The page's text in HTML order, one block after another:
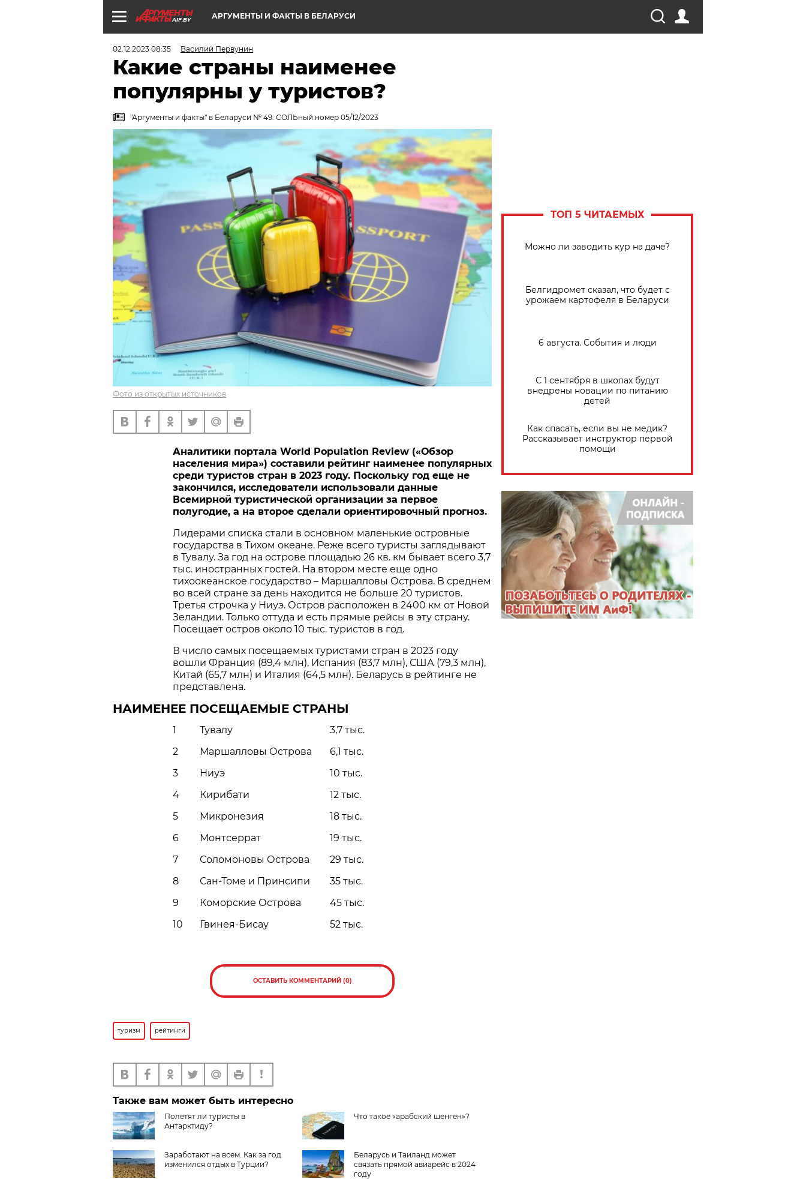
AIF.BY АРГУМЕНТЫ И ФАКТЫ В БЕЛАРУСИ
02.12.2023 08:35 Василий Первунин
Какие страны наименее
популярны у туристов?
"Аргументы и факты" в Беларуси № 49. СОЛЬный номер 05/12/2023
Фото из открытых источников
Аналитики портала World Population Review («Обзор
населения мира») составили рейтинг наименее популярных
среди туристов стран в 2023 году. Поскольку год еще не
закончился, исследователи использовали данные
Всемирной туристической организации за первое
полугодие, а на второе сделали ориентировочный прогноз.
Лидерами списка стали в основном маленькие островные
государства в Тихом океане. Реже всего туристы заглядывают
в Тувалу. За год на острове площадью 26 кв. км бывает всего 3,7
тыс. иностранных гостей. На втором месте еще одно
тихоокеанское государство – Маршалловы Острова. В среднем
во всей стране за день находится не больше 20 туристов.
Третья строчка у Ниуэ. Остров расположен в 2400 км от Новой
Зеландии. Только оттуда и есть прямые рейсы в эту страну.
Посещает остров около 10 тыс. туристов в год.
В число самых посещаемых туристами стран в 2023 году
вошли Франция (89,4 млн), Испания (83,7 млн), США (79,3 млн),
Китай (65,7 млн) и Италия (64,5 млн). Беларусь в рейтинге не
представлена.
НАИМЕНЕЕ ПОСЕЩАЕМЫЕ СТРАНЫ
1 Тувалу
3,7 тыс.
2
Маршалловы Острова
6,1 тыс.
3
Ниуэ
10 тыс.
4
Кирибати
12 тыс.
5
Микронезия
18 тыс.
6
Монтсеррат
19 тыс.
7
Соломоновы Острова
29 тыс.
8
Сан-Томе и Принсипи
35 тыс.
9
Коморские Острова
45 тыс.
10
Гвинея-Бисау 52 тыс.
ОСТАВИТЬ КОММЕНТАРИЙ (0)
туризм рейтинги
Также вам может быть интересно
Полетят ли туристы в
Антарктиду?
Что такое «арабский шенген»?
Заработают на всем. Как за год
изменился отдых в Турции?
Беларусь и Таиланд может
связать прямой авиарейс в 2024
году
ТОП 5 ЧИТАЕМЫХ
Можно ли заводить кур на даче?
Белгидромет сказал, что будет с
урожаем картофеля в Беларуси
6 августа. События и люди
С 1 сентября в школах будут
внедрены новации по питанию
детей
Как спасать, если вы не медик?
Рассказывает инструктор первой
помощи